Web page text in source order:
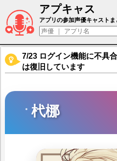
アプキャス
杙梛（声優：宮下
アプリの参加声優キャストま
7/23 ログイン機能に不具
は復旧しています
杙梛